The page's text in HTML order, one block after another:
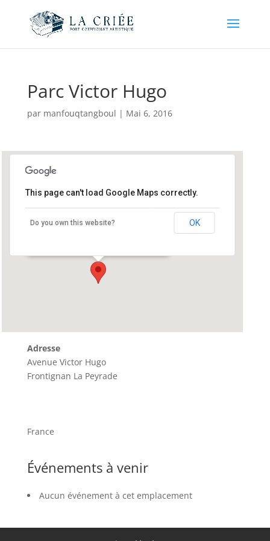
Parc Victor Hugo
par manfouqtangboul | Mai 6, 2016
Parc Victor Hugo
This page can't load Google Maps correctly.
Do you own this website? OK
Adresse
Avenue Victor Hugo
Frontignan La Peyrade
France
Événements à venir
Aucun événement à cet emplacement